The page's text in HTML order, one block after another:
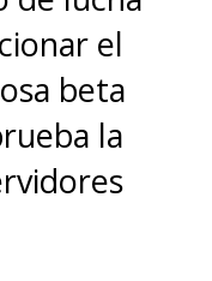
"Sonya
Ben-
) como
de la
el
beta
la